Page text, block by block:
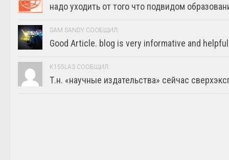
надо уходить от того что подвидом
SAM SANDY СООБЩИЛ:
Good Article. blog is very informative and helpful
K155LA3 СООБЩИЛ:
Т.н. «научные издательства» сейчас